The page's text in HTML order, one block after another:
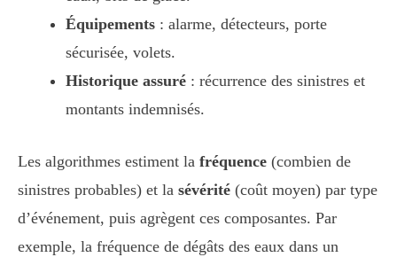
Équipements : alarme, détecteurs, porte
sécurisée, volets.
Historique assuré : récurrence des sinistres et
montants indemnisés.
Les algorithmes estiment la fréquence (combien de
sinistres probables) et la sévérité (coût moyen) par type
d’événement, puis agrègent ces composantes. Par
exemple, la fréquence de dégâts des eaux dans un